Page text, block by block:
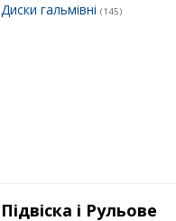
Диски гальмівні (145)
Підвіска і Рульове